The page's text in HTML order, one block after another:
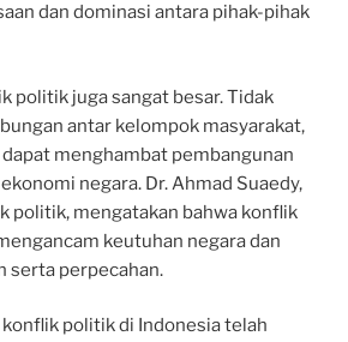
dan dominasi antara pihak-pihak
politik juga sangat besar. Tidak
antar kelompok masyarakat,
menghambat pembangunan
negara. Dr. Ahmad Suaedy,
politik, mengatakan bahwa konflik
keutuhan negara dan
serta perpecahan.
politik di Indonesia telah